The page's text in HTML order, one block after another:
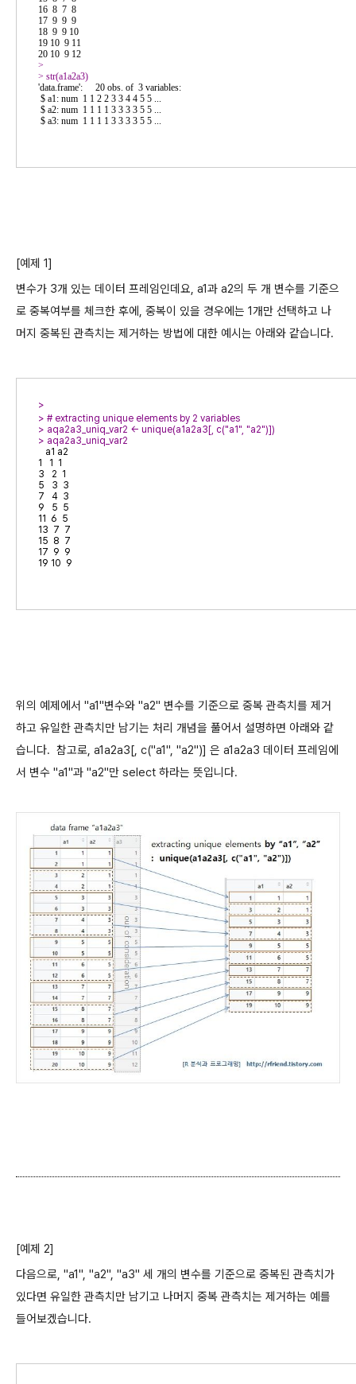
16  8  7  8
17  9  9  9
18  9  9 10
19 10  9 11
>
>
'data.frame':	20 obs. of  3 variables:
$ a3: num  1 1 1 1 3 3 3 3 5 5 ...
[예제 1]
변수가 3개 있는 데이터 프레임인데요, a1과 a2의 두 개 변수를 기준으
로 중복여부를 체크한 후에, 중복이 있을 경우에는 1개만 선택하고 나
머지 중복된 관측치는 제거하는 방법에 대한 예시는 아래와 같습니다.
>
> # extracting unique elements by 2 variables
>
>
1   1  1
3   2  1
5   3  3
7   4  3
9   5  5
11  6  5
13  7  7
15  8  7
17  9  9
19 10  9
위의 예제에서 "a1"변수와 "a2" 변수를 기준으로 중복 관측치를 제거
하고 유일한 관측치만 남기는 처리 개념을 풀어서 설명하면 아래와 같
습니다. 참고로, a1a2a3[, c("a1", "a2")] 은 a1a2a3 데이터 프레임에
서 변수 "a1"과 "a2"만 select 하라는 뜻입니다.
[예제 2]
다음으로, "a1", "a2", "a3" 세 개의 변수를 기준으로 중복된 관측치가
있다면 유일한 관측치만 남기고 나머지 중복 관측치는 제거하는 예를
들어보겠습니다.